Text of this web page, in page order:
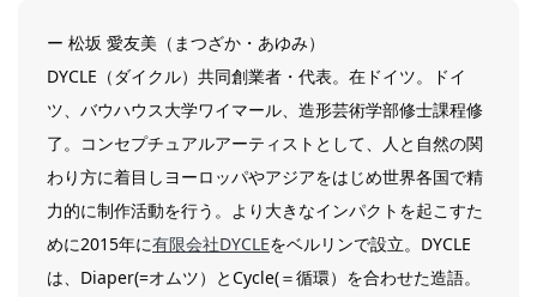
ー 松坂 愛友美（まつざか・あゆみ）
DYCLE（ダイクル）共同創業者・代表。在ドイツ。ドイ
ツ、バウハウス大学ワイマール、造形芸術学部修士課程修
了。コンセプチュアルアーティストとして、人と自然の関
わり方に着目しヨーロッパやアジアをはじめ世界各国で精
力的に制作活動を行う。より大きなインパクトを起こすた
めに2015年に有限会社DYCLEをベルリンで設立。DYCLE
は、Diaper(=オムツ）とCycle(＝循環）を合わせた造語。